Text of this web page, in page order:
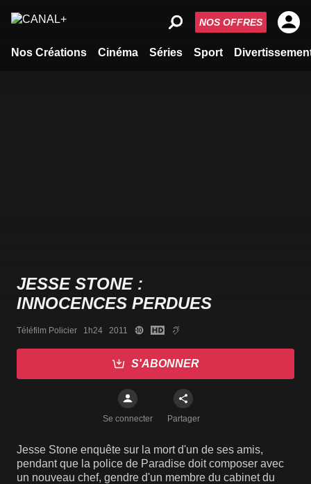
Nos Créations Cinéma Séries Sport
NOS OFFRES
JESSE STONE :
INNOCENCES PERDUES
Téléfilm Policier   1h24   2011
S'ABONNER
Se connecter Partager
Jesse Stone enquête sur la mort d'un de ses amis,
pendant que la police de Paradise doit composer avec
un nouveau chef, gendre d'un membre du cabinet du